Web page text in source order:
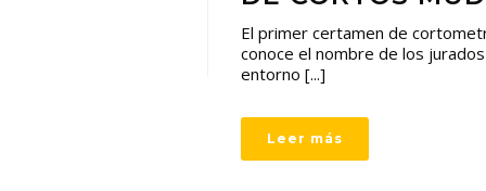
El primer certamen de
conoce el nombre de los
entorno [...]
Leer más